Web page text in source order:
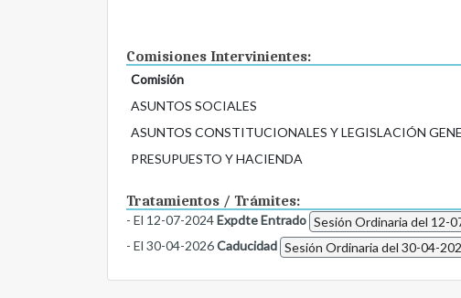
Comisiones Intervinientes:
Comisión
ASUNTOS SOCIALES
ASUNTOS CONSTITUCIONALES Y LEGISLACIÓN
PRESUPUESTO Y HACIENDA
Tratamientos / Trámites:
- El 12-07-2024Expdte Entrado Sesión Ordinaria del 12-
- El 30-04-2026Caducidad Sesión Ordinaria del 30-04-